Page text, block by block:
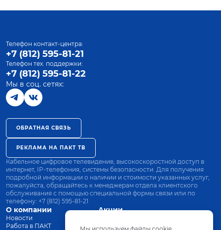
О компании
Новости
Работа в ПАКТ
Акции
Оплата
Телефон контакт-центра:
+7 (812) 595-81-21
Телефон тех. поддержки:
+7 (812) 595-81-22
Мы в соц. сетях:
ОБРАТНАЯ СВЯЗЬ
РЕКЛАМА НА ПАКТ ТВ
Кабельное цифровое телевидение, высокоскоростной доступ в
интернет, IP-телефония, системы безопасности. Для получения
подробной информации о наличии и стоимости указанных услуг,
пожалуйста, обращайтесь к менеджерам отдела клиентского
обслуживания с помощью специальной формы связи или по
телефону: +7 (812) 595-81-21